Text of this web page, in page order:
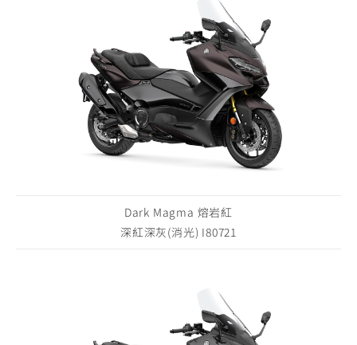
Dark Magma 熔岩紅
深紅深灰(消光) I80721